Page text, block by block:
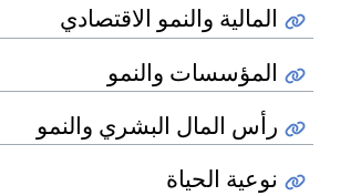
المالية والنمو الاقتصادي
المؤسسات والنمو
رأس المال البشري والنمو
نوعية الحياة